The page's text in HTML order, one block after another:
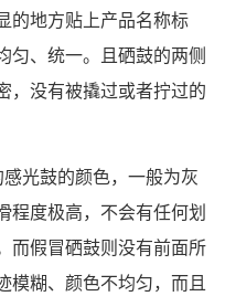
的地方贴上产品名称标
匀、统一。且硒鼓的两侧
，没有被撬过或者拧过的
光鼓的颜色，一般为灰
程度极高，不会有任何划
而假冒硒鼓则没有前面所
模糊、颜色不均匀，而且